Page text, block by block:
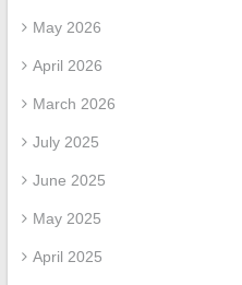
May 2026
April 2026
March 2026
July 2025
June 2025
May 2025
April 2025